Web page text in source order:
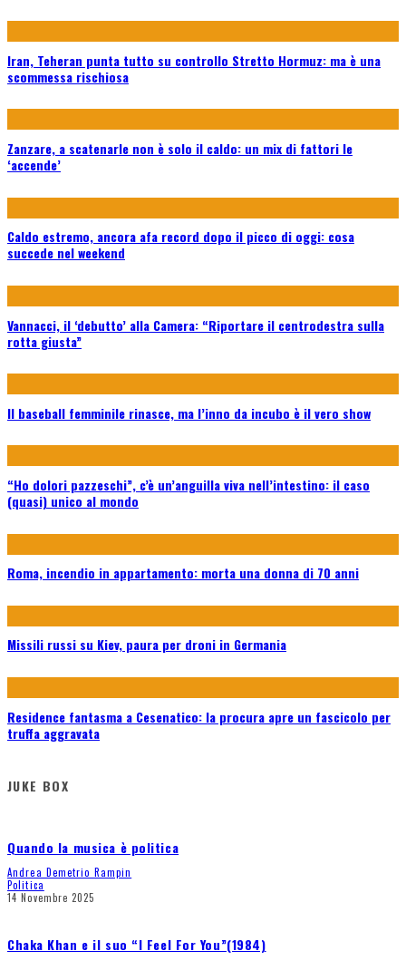
Iran, Teheran punta tutto su controllo Stretto Hormuz: ma è una
scommessa rischiosa
Zanzare, a scatenarle non è solo il caldo: un mix di fattori le
‘accende’
Caldo estremo, ancora afa record dopo il picco di oggi: cosa
succede nel weekend
Vannacci, il ‘debutto’ alla Camera: “Riportare il centrodestra sulla
rotta giusta”
Il baseball femminile rinasce, ma l’inno da incubo è il vero show
“Ho dolori pazzeschi”, c’è un’anguilla viva nell’intestino: il caso
(quasi) unico al mondo
Roma, incendio in appartamento: morta una donna di 70 anni
Missili russi su Kiev, paura per droni in Germania
Residence fantasma a Cesenatico: la procura apre un fascicolo per
truffa aggravata
JUKE BOX
Quando la musica è politica
Andrea Demetrio Rampin
Politica
14 Novembre 2025
Chaka Khan e il suo “I Feel For You”(1984)